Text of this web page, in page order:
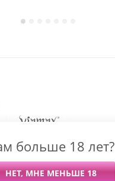
больше 18 лет?